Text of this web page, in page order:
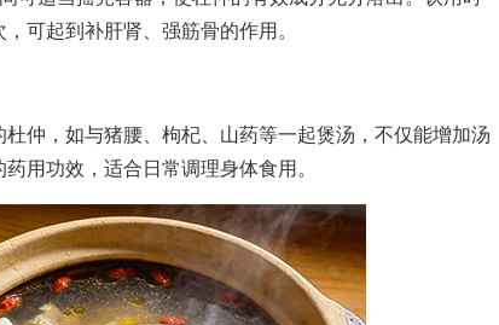
可起到补肝肾、强筋骨的作用。
，如与猪腰、枸杞、山药等一起煲汤，不仅能增加汤
用功效，适合日常调理身体食用。